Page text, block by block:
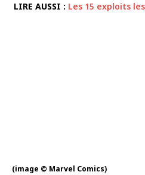
LIRE AUSSI : Les 15 exploits
(image © Marvel Comics)